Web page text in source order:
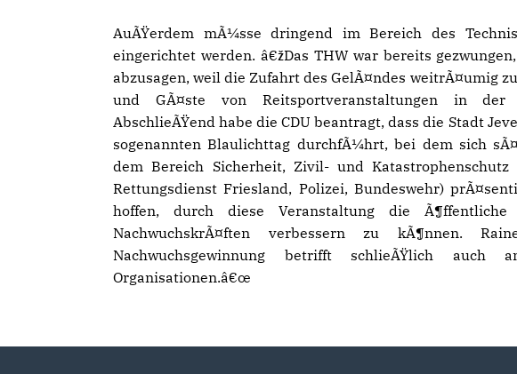
AuÃŸerdem mÃ¼sse dringend im Bereich des
eingerichtet werden. â€žDas THW war bereits
abzusagen, weil die Zufahrt des GelÃ¤ndes weitrÃ¤umig
und GÃ¤ste von Reitsportveranstaltungen in der
AbschlieÃŸend habe die CDU beantragt, dass die Stadt
sogenannten Blaulichttag durchfÃ¼hrt, bei dem sich
dem Bereich Sicherheit, Zivil- und Katastrophenschutz
Rettungsdienst Friesland, Polizei, Bundeswehr)
hoffen, durch diese Veranstaltung die
NachwuchskrÃ¤ften verbessern zu kÃ¶nnen.
Nachwuchsgewinnung betrifft schlieÃŸlich
Organisationen.â€œ